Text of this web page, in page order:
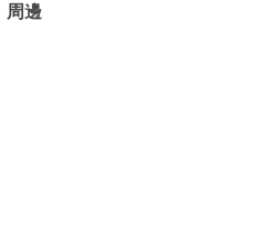
周邊